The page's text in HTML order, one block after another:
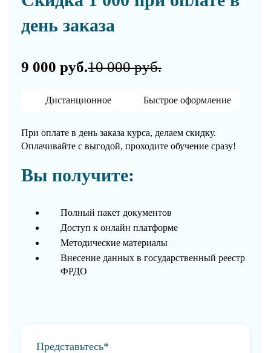
день заказа
9 000 руб.10 000 руб.
Дистанционное Быстрое оформление
При оплате в день заказа курса, делаем скидку.
Оплачивайте с выгодой, проходите обучение сразу!
Вы получите:
Полный пакет документов
Доступ к онлайн платформе
Методические материалы
Внесение данных в государственный реестр
ФРДО
Представьтесь*